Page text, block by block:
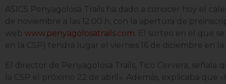
ASICS Penyagolosa Trails ha dado a conocer hoy el
de noviembre a las 12.00 h, con la apertura de
web www.penyagolosatrails.com . El sorteo en el que
en la CSP) tendrá lugar el viernes 16 de diciembre en
El director de Penyagolosa Trails, Tico Cervera, señala
la CSP el próximo 22 de abril». Además, explicaba que